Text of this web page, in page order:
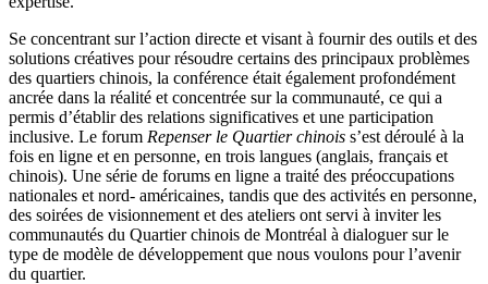
Se concentrant sur l’action directe et visant à fournir des outils et des
solutions créatives pour résoudre certains des principaux problèmes
des quartiers chinois, la conférence était également profondément
ancrée dans la réalité et concentrée sur la communauté, ce qui a
permis d’établir des relations significatives et une participation
inclusive. Le forum Repenser le Quartier chinois s’est déroulé à la
fois en ligne et en personne, en trois langues (anglais, français et
chinois). Une série de forums en ligne a traité des préoccupations
nationales et nord- américaines, tandis que des activités en personne,
des soirées de visionnement et des ateliers ont servi à inviter les
communautés du Quartier chinois de Montréal à dialoguer sur le
type de modèle de développement que nous voulons pour l’avenir
du quartier.